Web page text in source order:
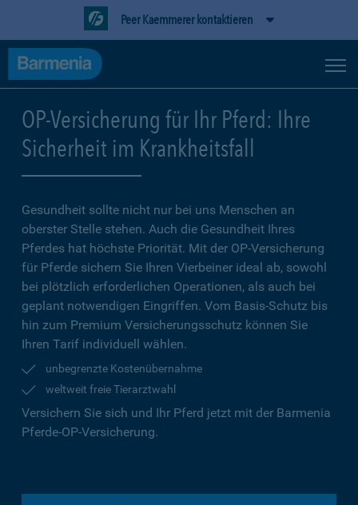
Peer Kaemmerer kontaktieren
OP-Versicherung für Ihr Pferd: Ihre
Sicherheit im Krankheitsfall
Gesundheit sollte nicht nur bei uns Menschen an
oberster Stelle stehen. Auch die Gesundheit Ihres
Pferdes hat höchste Priorität. Mit der OP-Versicherung
für Pferde sichern Sie Ihren Vierbeiner ideal ab, sowohl
bei plötzlich erforderlichen Operationen, als auch bei
geplant notwendigen Eingriffen. Vom Basis-Schutz bis
hin zum Premium Versicherungsschutz können Sie
Ihren Tarif individuell wählen.
unbegrenzte Kostenübernahme
weltweit freie Tierarztwahl
Versichern Sie sich und Ihr Pferd jetzt mit der Barmenia
Pferde-OP-Versicherung.